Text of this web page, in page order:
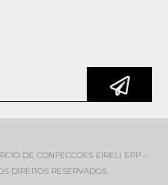
DE CONFECCOES EIRELI EPP -
DIREITOS RESERVADOS.